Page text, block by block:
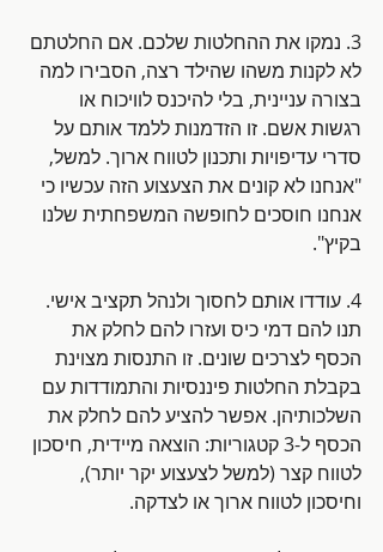
3. נמקו את ההחלטות שלכם. אם החלטתם
לא לקנות משהו שהילד רצה, הסבירו למה
בצורה עניינית, בלי להיכנס לוויכוח או
רגשות אשם. זו הזדמנות ללמד אותם על
סדרי עדיפויות ותכנון לטווח ארוך. למשל,
"אנחנו לא קונים את הצעצוע הזה עכשיו כי
אנחנו חוסכים לחופשה המשפחתית שלנו
בקיץ".
4. עודדו אותם לחסוך ולנהל תקציב אישי.
תנו להם דמי כיס ועזרו להם לחלק את
הכסף לצרכים שונים. זו התנסות מצוינת
בקבלת החלטות פיננסיות והתמודדות עם
השלכותיהן. אפשר להציע להם לחלק את
הכסף ל-3 קטגוריות: הוצאה מיידית, חיסכון
לטווח קצר (למשל לצעצוע יקר יותר),
וחיסכון לטווח ארוך או לצדקה.